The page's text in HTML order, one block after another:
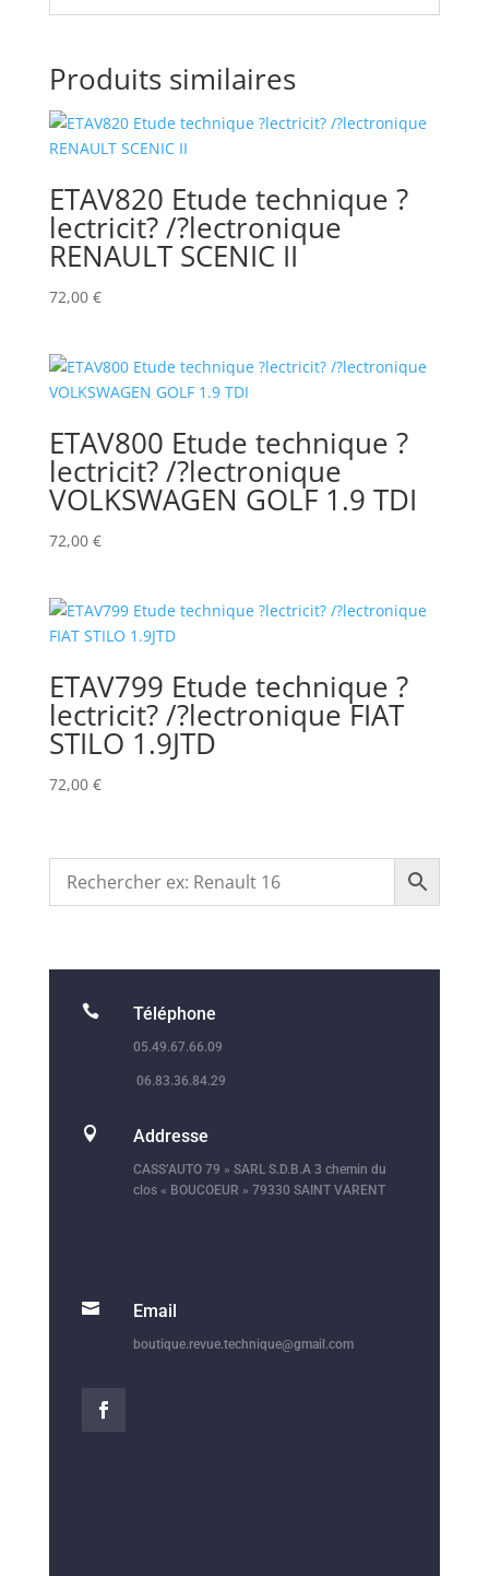
Produits similaires
ETAV820 Etude technique ?
lectricit? /?lectronique
RENAULT SCENIC II
72,00 €
ETAV800 Etude technique ?
lectricit? /?lectronique
VOLKSWAGEN GOLF 1.9 TDI
72,00 €
ETAV799 Etude technique ?
lectricit? /?lectronique FIAT
STILO 1.9JTD
72,00 €
 Téléphone
05.49.67.66.09
06.83.36.84.29
 Addresse
CASS’AUTO 79 » SARL S.D.B.A 3 chemin du
clos « BOUCOEUR » 79330 SAINT VARENT
 Email
boutique.revue.technique@gmail.com